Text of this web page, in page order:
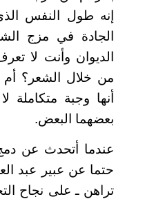
إنه طول النفس
الجادة في مزج
الديوان وأنت لا
من خلال الشعر؟
أنها وجبة متكاملة
بعضهما البعض.
عندما أتحدث عن
حتما عن عبير عبد
تراهن ـ على نجاح